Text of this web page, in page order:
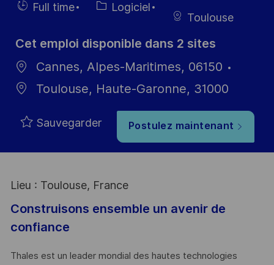
d’affichage
du poste
HiringFull time Catégorie
Logiciel
Toulouse
Cet emploi disponible dans 2 sites
Cannes, Alpes-Maritimes, 06150
Toulouse, Haute-Garonne, 31000
Sauvegarder Postulez maintenant
Lieu : Toulouse, France
Construisons ensemble un avenir de
confiance
Thales est un leader mondial des hautes technologies